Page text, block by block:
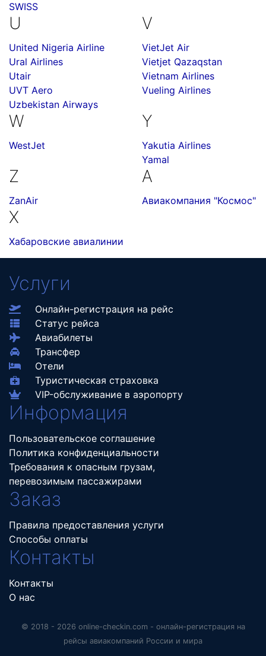
SWISS
U
United Nigeria Airline
Ural Airlines
Utair
UVT Aero
Uzbekistan Airways
V
VietJet Air
Vietjet Qazaqstan
Vietnam Airlines
Vueling Airlines
W
WestJet
Y
Yakutia Airlines
Yamal
Z
ZanAir
А
Авиакомпания "Космос"
Х
Хабаровские авиалинии
Услуги
Онлайн-регистрация на рейс
Статус рейса
Авиабилеты
Трансфер
Отели
Туристическая страховка
VIP-обслуживание в аэропорту
Информация
Пользовательское соглашение
Политика конфиденциальности
Требования к опасным грузам,
перевозимым пассажирами
Заказ
Правила предоставления услуги
Способы оплаты
Контакты
Контакты
О нас
© 2018 - 2026 online-checkin.com - онлайн-регистрация на
рейсы авиакомпаний России и мира